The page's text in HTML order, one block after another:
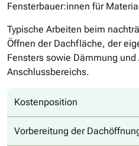
Fensterbauer:innen für
Typische Arbeiten beim
Öffnen der Dachfläche, der
Fensters sowie Dämmung
Anschlussbereichs.
Kostenposition
Vorbereitung der